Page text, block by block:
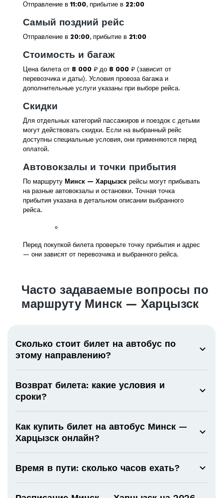
Отправление в11:00, прибытие в 22:00
Самый поздний рейс
Отправление в 20:00, прибытие в 21:00
Стоимость и багаж
Цена билета от 8 000 ₽ до 8 000 ₽ (зависит от
перевозчика и даты). Условия провоза багажа и
дополнительные услуги указаны при выборе рейса.
Скидки
Для отдельных категорий пассажиров и поездок с детьми
могут действовать скидки. Если на выбранный рейс
доступны специальные условия, они применяются перед
оплатой.
Автовокзалы и точки прибытия
По маршруту Минск — Харцызск рейсы могут прибывать
на разные автовокзалы и остановки. Точная точка
прибытия указана в детальном описании выбранного
рейса.
Перед покупкой билета проверьте точку прибытия и адрес
— они зависят от перевозчика и выбранного рейса.
Часто задаваемые вопросы по
маршруту Минск — Харцызск
Сколько стоит билет на автобус по
этому направлению?
Возврат билета: какие условия и
сроки?
Как купить билет на автобус Минск —
Харцызск онлайн?
Время в пути: сколько часов ехать?